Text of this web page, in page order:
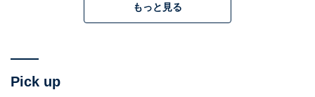
もっと見る
Pick up